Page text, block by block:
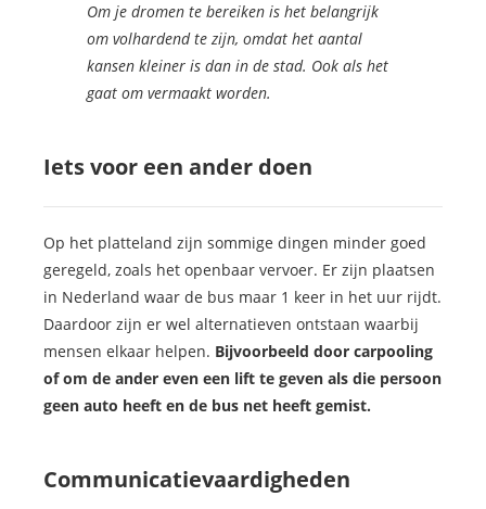
Om je dromen te bereiken is het belangrijk
om volhardend te zijn, omdat het aantal
kansen kleiner is dan in de stad. Ook als het
gaat om vermaakt worden.
Iets voor een ander doen
Op het platteland zijn sommige dingen minder goed
geregeld, zoals het openbaar vervoer. Er zijn plaatsen
in Nederland waar de bus maar 1 keer in het uur rijdt.
Daardoor zijn er wel alternatieven ontstaan waarbij
mensen elkaar helpen. Bijvoorbeeld door carpooling
of om de ander even een lift te geven als die persoon
geen auto heeft en de bus net heeft gemist.
Communicatievaardigheden